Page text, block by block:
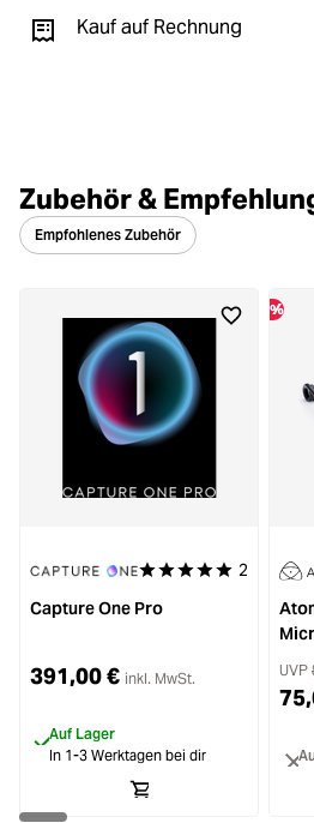
Kauf auf Rechnung
Zubehör &
Empfohlenes Zubehör
Durchschnittliche
2
Capture One Pro
391,00 € inkl. MwSt.
Auf Lager
In 1-3 Werktagen bei dir
%
UVP